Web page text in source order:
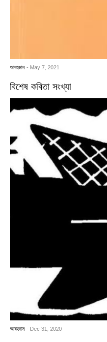
আবহমান - May 7, 2021
বিশেষ কবিতা সংখ্যা
আবহমান - Dec 31, 2020